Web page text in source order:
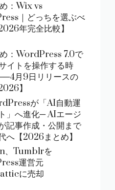
：Wix vs
｜どっちを選ぶべ
年完全比較】
：WordPress 7.0で
イトを操作する時
月9日リリースの
】
が「AI自動運
」へ進化─ AIエージ
記事作成・公開まで
へ【2026まとめ】
、Tumblrを
運営元
に売却